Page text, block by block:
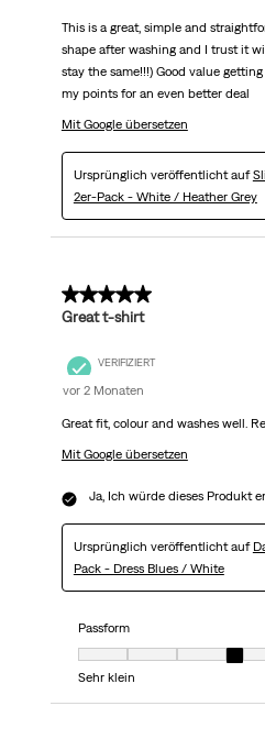
This is a great, simple and
shape after washing and I trust it
stay the same!!!) Good value
my points for an even better deal
Mit Google übersetzen
Ursprünglich veröffentlicht auf
2er-Pack - White / Heather Grey
5 von 5 Sternen.
Great t-shirt
VERIFIZIERT
vor 2 Monaten
Great fit, colour and washes well.
Mit Google übersetzen
Ja, Ich würde dieses Produkt
Ursprünglich veröffentlicht auf
Pack - Dress Blues / White
Passform
Passform, 4 von 7, wobei 1
Sehr klein